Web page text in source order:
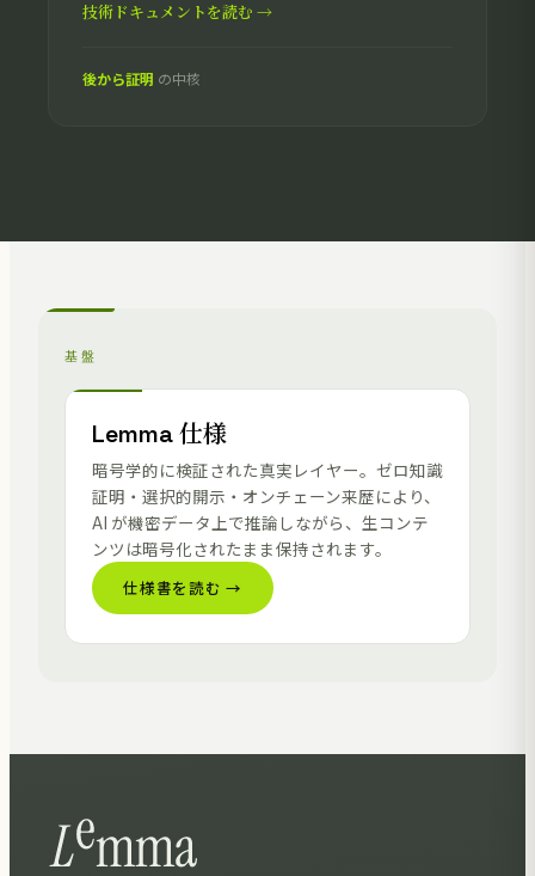
技術ドキュメントを読む →
後から証明 の中核
基盤
Lemma 仕様
暗号学的に検証された真実レイヤー。ゼロ知識
証明・選択的開示・オンチェーン来歴により、
AI が機密データ上で推論しながら、生コンテ
ンツは暗号化されたまま保持されます。
仕様書を読む →